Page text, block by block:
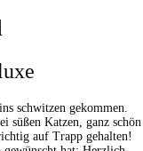
schwitzen gekommen.
süßen Katzen, ganz schön
auf Trapp gehalten!